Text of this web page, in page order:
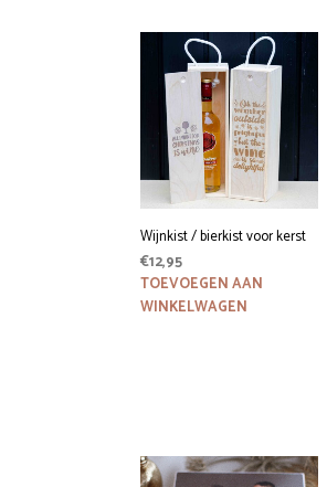
Wijnkist / bierkist voor kerst
€12,95
TOEVOEGEN AAN
WINKELWAGEN